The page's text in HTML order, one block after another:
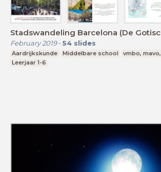
Stadswandeling Barcelona (De
February 2019- 54 slides
Aardrijkskunde Middelbare school
vmbo,
Leerjaar 1-6